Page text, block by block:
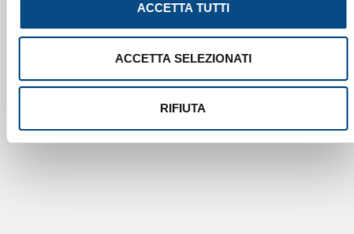
ACCETTA TUTTI
ACCETTA SELEZIONATI
RIFIUTA